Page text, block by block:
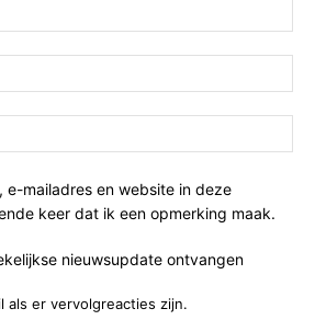
e-mailadres en website in deze
keer dat ik een opmerking maak.
nieuwsupdate ontvangen
als er vervolgreacties zijn.